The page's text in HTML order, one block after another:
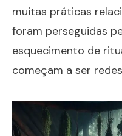
muitas práticas
foram perseguidas
esquecimento de
começam a ser